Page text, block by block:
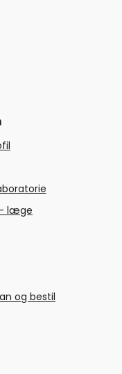
- læge
og bestil